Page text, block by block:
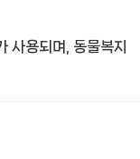
사용되며, 동물복지